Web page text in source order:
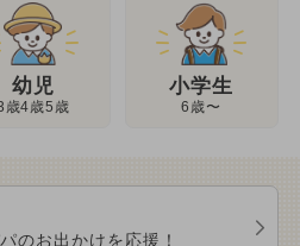
幼児
歳4歳5歳
小学生
6歳〜
のお出かけを応援！